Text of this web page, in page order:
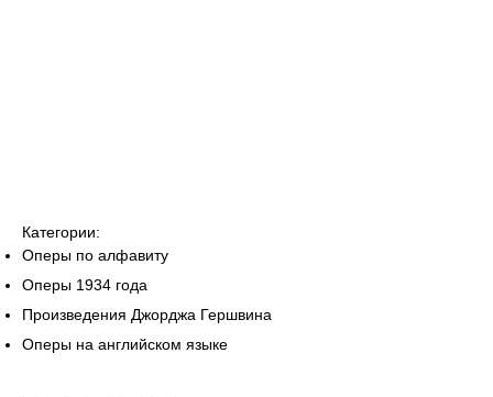
Категории:
Оперы по алфавиту
Оперы 1934 года
Произведения Джорджа Гершвина
Оперы на английском языке